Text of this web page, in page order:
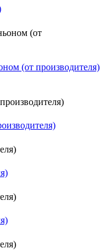
(от производителя)